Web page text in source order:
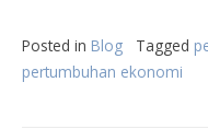
Posted in Blog Tagged
pertumbuhan ekonomi